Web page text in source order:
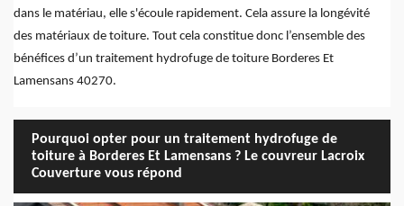
dans le matériau, elle s'écoule rapidement. Cela assure la longévité
des matériaux de toiture. Tout cela constitue donc l’ensemble des
bénéfices d’un traitement hydrofuge de toiture Borderes Et
Lamensans 40270.
Pourquoi opter pour un traitement hydrofuge de
toiture à Borderes Et Lamensans ? Le couvreur Lacroix
Couverture vous répond